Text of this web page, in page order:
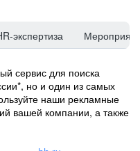
экспертиза
сервис для поиска
но и один из самых
наши рекламные
вашей компании, а также